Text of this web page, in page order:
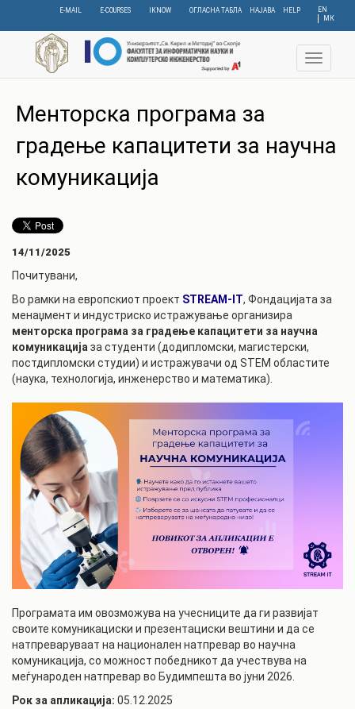
content
EN
МК
E-MAIL E-COURSES IKNOW ОГЛАСНА ТАБЛА НАЈАВА HELP
Toggle
Менторска програма за
градење капацитети за научна
комуникација
14/11/2025
Почитувани,
Во рамки на европскиот проект STREAM-IT, Фондацијата за
менаџмент и индустриско истражување организира
менторска програма за градење капацитети за научна
комуникација за студенти (додипломски, магистерски,
постдипломски студии) и истражувачи од STEM областите
(наука, технологија, инженерство и математика).
Програмата им овозможува на учесниците да ги развијат
своите комуникациски и презентациски вештини и да се
натпреваруваат на национален натпревар во научна
комуникација, со можност победникот да учествува на
меѓународен натпревар во Будимпешта во јуни 2026.
Рок за апликација: 05.12.2025